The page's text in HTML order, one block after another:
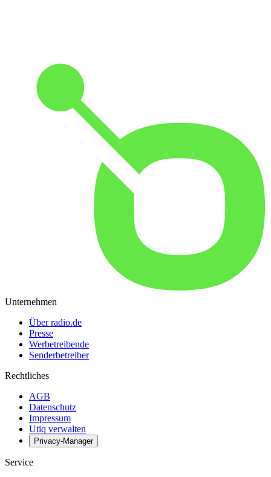
Unternehmen
Über radio.de
Presse
Werbetreibende
Senderbetreiber
Rechtliches
AGB
Datenschutz
Impressum
Utiq verwalten
Privacy-Manager
Service